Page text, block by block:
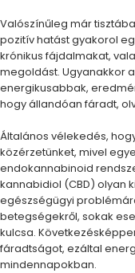
Valószínűleg már
pozitív hatást gyakorol
krónikus fájdalmakat,
megoldást. Ugyanakkor
energikusabbak,
hogy állandóan fáradt,
Általános vélekedés,
közérzetünket, mivel
endokannabinoid
kannabidiol (CBD) olyan
egészségügyi
betegségekről, sokak
kulcsa.
fáradtságot, ezáltal
mindennapokban.